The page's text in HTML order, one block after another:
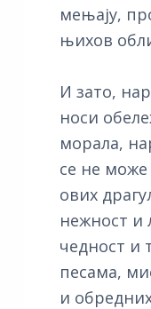
мењају,
њихов
И зато,
носи
морала,
се не
ових
нежност и
чедност и
песама,
и